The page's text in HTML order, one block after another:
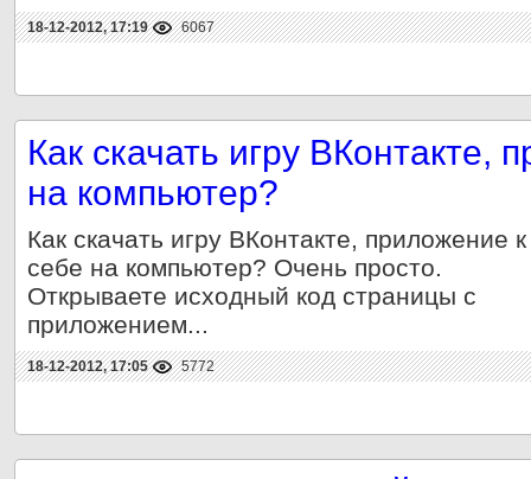
18-12-2012, 17:19 6067
Как скачать игру ВКонтакте,
на компьютер?
Как скачать игру ВКонтакте, приложение к
себе на компьютер? Очень просто.
Открываете исходный код страницы с
приложением...
18-12-2012, 17:05 5772